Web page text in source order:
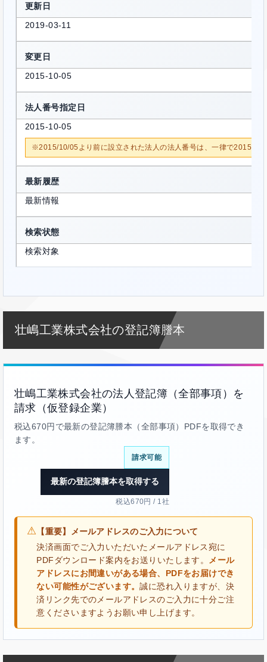
更新日
2019-03-11
変更日
2015-10-05
法人番号指定日
2015-10-05
※2015/10/05より前に設立された法人の法人番号は、一律で2015/10/
最新履歴
最新情報
検索状態
検索対象
壮嶋工業株式会社の登記簿謄本
壮嶋工業株式会社の法人登記簿（全部事項）を
請求（仮登録企業）
税込670円で最新の登記簿謄本（全部事項）PDFを取得でき
ます。
請求可能
最新の登記簿謄本を取得する
税込670円 / 1社
⚠ 【重要】メールアドレスのご入力について
決済画面でご入力いただいたメールアドレス宛に
PDFダウンロード案内をお送りいたします。
メール
アドレスにお間違いがある場合、PDFをお届けでき
ない可能性がございます。誠に恐れ入りますが、決
済リンク先でのメールアドレスのご入力に十分ご注
意くださいますようお願い申し上げます。